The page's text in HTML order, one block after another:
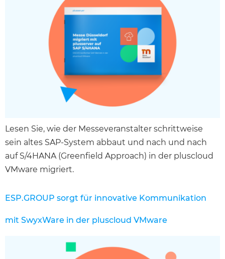
Lesen Sie, wie der Messeveranstalter schrittweise
sein altes SAP-System abbaut und nach und nach
auf S/4HANA (Greenfield Approach) in der pluscloud
VMware migriert.
ESP.GROUP sorgt für innovative Kommunikation
mit SwyxWare in der pluscloud VMware